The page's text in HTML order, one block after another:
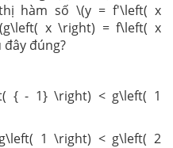
hàm số \(y = f'\left( x
x \right) = f\left( x
đúng?
{ - 1} \right) < g\left( 1
1 \right) < g\left( 2